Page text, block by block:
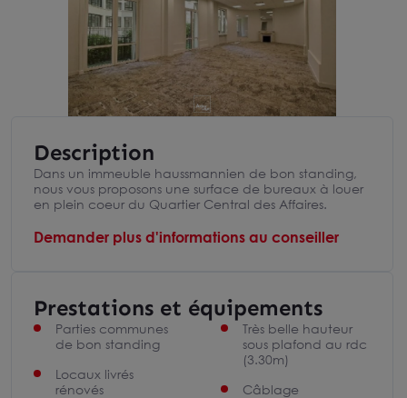
Description
Dans un immeuble haussmannien de bon standing,
nous vous proposons une surface de bureaux à louer
en plein coeur du Quartier Central des Affaires.
Demander plus d'informations au conseiller
Prestations et équipements
Parties communes
de bon standing
Locaux livrés
rénovés
Très belle hauteur
sous plafond au rdc
(3.30m)
Câblage